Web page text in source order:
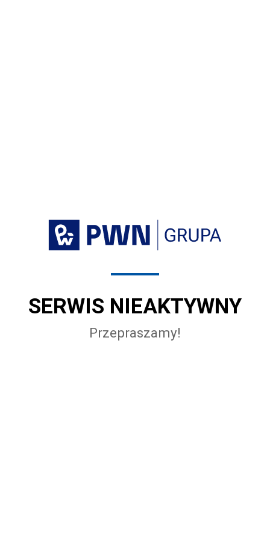
SERWIS NIEAKTYWNY
Przepraszamy!